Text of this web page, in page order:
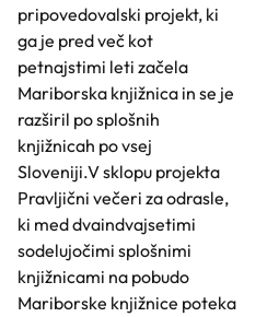
pripovedovalski projekt, ki
ga je pred več kot
petnajstimi leti začela
Mariborska knjižnica in se je
razširil po splošnih
knjižnicah po vsej
Sloveniji.V sklopu projekta
Pravljični večeri za odrasle,
ki med dvaindvajsetimi
sodelujočimi splošnimi
knjižnicami na pobudo
Mariborske knjižnice poteka